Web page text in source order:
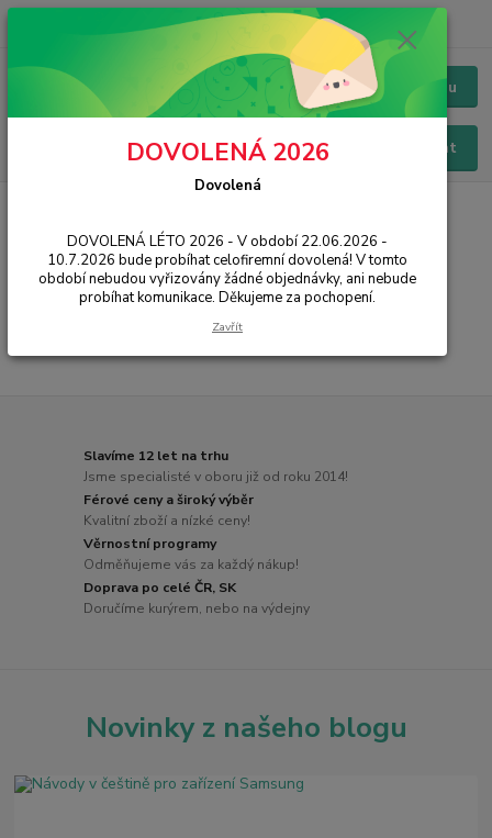
Menu
Hledat
Chat / Online podpora - 24/7
Příslušenství
Slavíme 12 let na trhu
Jsme specialisté v oboru již od roku 2014!
Férové ceny a široký výběr
Kvalitní zboží a nízké ceny!
Věrnostní programy
Odměňujeme vás za každý nákup!
Doprava po celé ČR, SK
Doručíme kurýrem, nebo na výdejny
Novinky z našeho blogu
DOVOLENÁ 2026
Dovolená
DOVOLENÁ LÉTO 2026 - V období 22.06.2026 -
10.7.2026 bude probíhat celofiremní dovolená! V tomto
období nebudou vyřizovány žádné objednávky, ani nebude
probíhat komunikace. Děkujeme za pochopení.
Zavřít